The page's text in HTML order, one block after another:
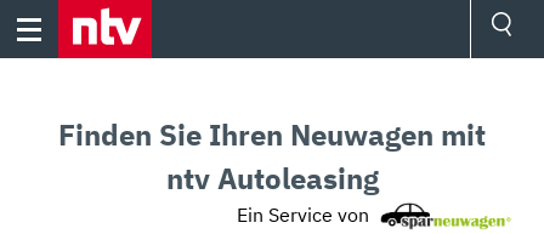
Skip
Finden Sie Ihren Neuwagen mit
ntv Autoleasing
Ein Service von